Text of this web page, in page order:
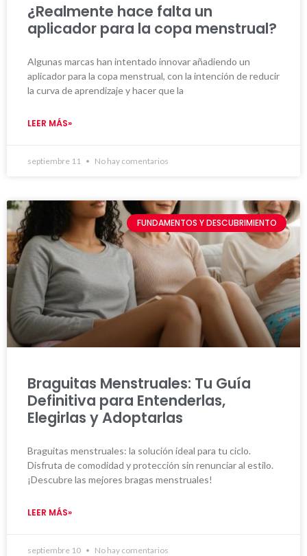
¿Realmente hace falta un
aplicador para la copa menstrual?
Algunas marcas han intentado innovar añadiendo un
aplicador para la copa menstrual, con la intención de reducir
la curva de aprendizaje y hacer que la
LEER MÁS»
septiembre 11 No hay comentarios
FUNDAMENTOS Y DESCUBRIMIENTO
Braguitas Menstruales: Tu Guía
Definitiva para Entenderlas,
Elegirlas y Adoptarlas
Braguitas menstruales: la solución ideal para tu ciclo.
Disfruta de comodidad y protección sin renunciar al estilo.
¡Descubre las mejores bragas menstruales!
LEER MÁS»
septiembre 10 No hay comentarios